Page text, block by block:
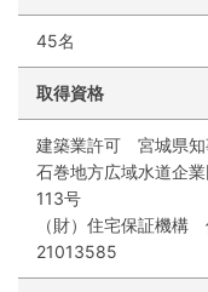
45名
取得資格
建築業許可 宮城県
石巻地方広域水道企
113号
（財）住宅保証機
21013585